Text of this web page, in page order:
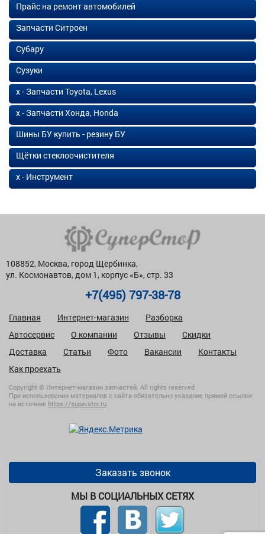
Прайс на ремонт автомобилей
Запчасти Ситроен
Субару
Сузуки
х - Запчасти Toyota, Lexus
х - Запчасти Хонда, Honda
Шины БУ купить - резину БУ
Щётки стеклоочистителя
х - Инструмент
108852, Москва, город Щербинка,
ул. Космонавтов, дом 1, корпус «Б», стр. 33
+7(495) 797-38-78
Главная Интернет-магазин
Разборка
Автосервис
О компании Отзывы
Скидки
Доставка
Статьи Фото Вакансии
Контакты
Как проехать
Copyright © Интернет-магазин запчастей. All rights reserved
При использовании материалов с сайта обязательно указание прямой ссылки
на источник https://superstor.ru
Заказать звонок
МЫ В СОЦИАЛЬНЫХ СЕТЯХ